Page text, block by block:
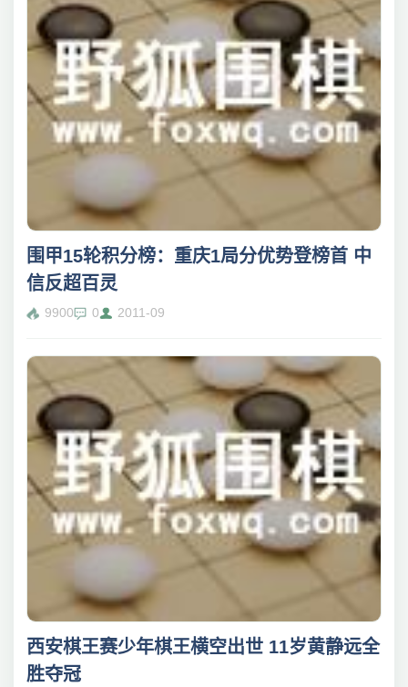
围甲15轮积分榜：重庆1局分优势登榜首 中
信反超百灵
9900 0 2011-09
西安棋王赛少年棋王横空出世 11岁黄静远全
胜夺冠